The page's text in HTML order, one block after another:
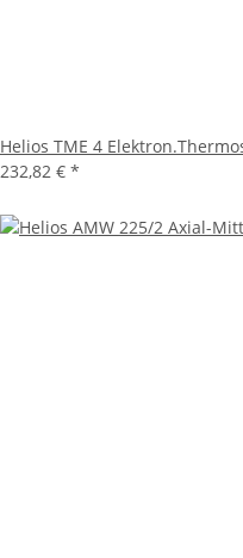
Helios TME 4
232,82 € *